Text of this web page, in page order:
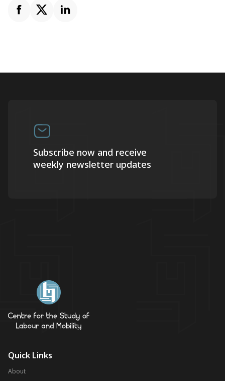
Subscribe now and receive
weekly newsletter updates
Quick Links
About